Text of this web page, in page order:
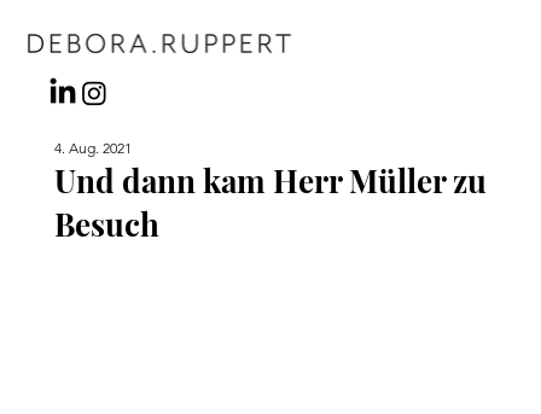
Und dann kam Herr Müller zu
Besuch
4. Aug. 2021